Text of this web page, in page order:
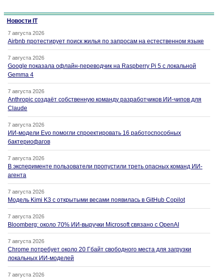
Новости IT
7 августа 2026
Airbnb протестирует поиск жилья по запросам на естественном языке
7 августа 2026
Google показала офлайн-переводчик на Raspberry Pi 5 с локальной
Gemma 4
7 августа 2026
Anthropic создаёт собственную команду разработчиков ИИ-чипов для
Claude
7 августа 2026
ИИ-модели Evo помогли спроектировать 16 работоспособных
бактериофагов
7 августа 2026
В эксперименте пользователи пропустили треть опасных команд ИИ-
агента
7 августа 2026
Модель Kimi K3 с открытыми весами появилась в GitHub Copilot
7 августа 2026
Bloomberg: около 70% ИИ-выручки Microsoft связано с OpenAI
7 августа 2026
Chrome потребует около 20 Гбайт свободного места для загрузки
локальных ИИ-моделей
7 августа 2026